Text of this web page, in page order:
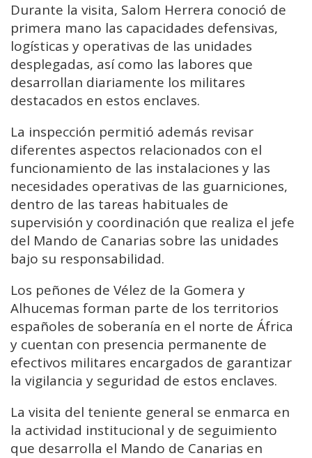
Durante la visita, Salom Herrera conoció de
primera mano las capacidades defensivas,
logísticas y operativas de las unidades
desplegadas, así como las labores que
desarrollan diariamente los militares
destacados en estos enclaves.
La inspección permitió además revisar
diferentes aspectos relacionados con el
funcionamiento de las instalaciones y las
necesidades operativas de las guarniciones,
dentro de las tareas habituales de
supervisión y coordinación que realiza el jefe
del Mando de Canarias sobre las unidades
bajo su responsabilidad.
Los peñones de Vélez de la Gomera y
Alhucemas forman parte de los territorios
españoles de soberanía en el norte de África
y cuentan con presencia permanente de
efectivos militares encargados de garantizar
la vigilancia y seguridad de estos enclaves.
La visita del teniente general se enmarca en
la actividad institucional y de seguimiento
que desarrolla el Mando de Canarias en